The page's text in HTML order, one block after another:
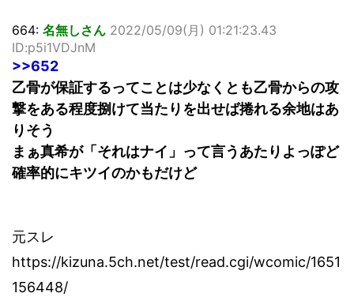
664: 名無しさん 2022/05/09(月) 01:21:23.43
ID:p5i1VDJnM
>>652
乙骨が保証するってことは少なくとも乙骨からの攻
撃をある程度捌けて当たりを出せば捲れる余地はあ
りそう
まぁ真希が「それはナイ」って言うあたりよっぽど
確率的にキツイのかもだけど
元スレ
https://kizuna.5ch.net/test/read.cgi/wcomic/1651
156448/